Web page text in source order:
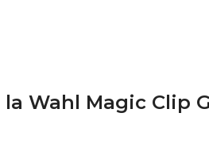
Wahl Magic Clip